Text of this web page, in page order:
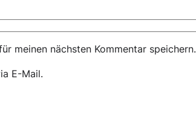
meinen nächsten Kommentar speichern.
E-Mail.